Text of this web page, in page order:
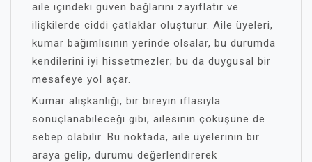
aile içindeki güven bağlarını zayıflatır ve
ilişkilerde ciddi çatlaklar oluşturur. Aile üyeleri,
kumar bağımlısının yerinde olsalar, bu durumda
kendilerini iyi hissetmezler; bu da duygusal bir
mesafeye yol açar.
Kumar alışkanlığı, bir bireyin iflasıyla
sonuçlanabileceği gibi, ailesinin çöküşüne de
sebep olabilir. Bu noktada, aile üyelerinin bir
araya gelip, durumu değerlendirerek